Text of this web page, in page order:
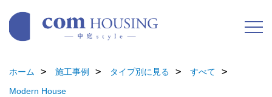
ホーム 施工事例 タイプ別に見る
すべて
Modern House